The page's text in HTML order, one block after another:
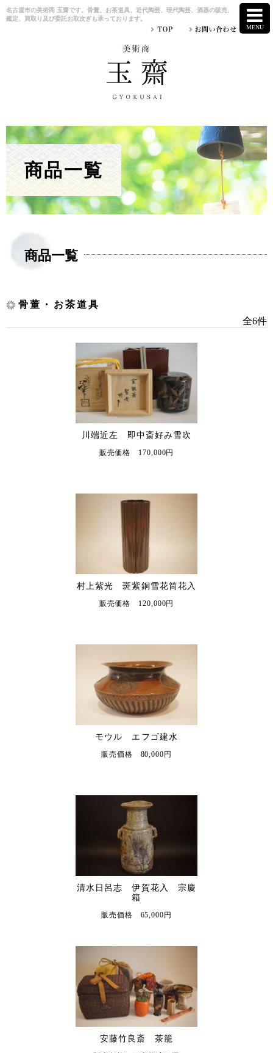
名古屋市の美術商 玉齋です。骨董、お茶道具、近代陶芸、現代陶芸、酒器の販売、
鑑定、買取り及び委託お取次ぎも承っております。
商品一覧
商品一覧
骨董・お茶道具
全6件
川端近左 即中斎好み雪吹
販売価格 170,000円
村上紫光 斑紫銅雪花筒花入
販売価格 120,000円
モウル エフゴ建水
販売価格 80,000円
清水日呂志 伊賀花入 宗慶
箱
販売価格 65,000円
安藤竹良斎 茶籠